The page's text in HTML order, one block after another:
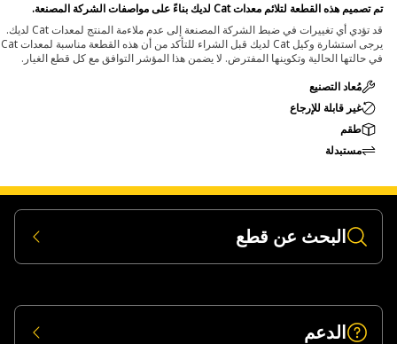
تم تصميم هذه القطعة لتلائم معدات Cat لديك بناءً على مواصفات الشركة المصنعة.
قد تؤدي أي تغييرات في ضبط الشركة المصنعة إلى عدم ملاءمة المنتج لمعدات Cat لديك.
يرجى استشارة وكيل Cat لديك قبل الشراء للتأكد من أن هذه القطعة مناسبة لمعدات Cat
في حالتها الحالية وتكوينها المفترض. لا يضمن هذا المؤشر التوافق مع كل قطع الغيار.
مُعاد التصنيع
غير قابلة للإرجاع
طقم
مستبدلة
البحث عن قطع
الدعم